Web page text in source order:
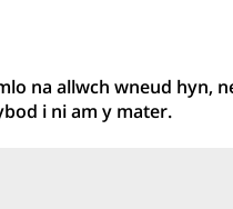
na allwch wneud hyn,
i ni am y mater.